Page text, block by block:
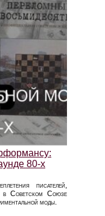
80‑х
писателей,
в Советском Союзе
моды.